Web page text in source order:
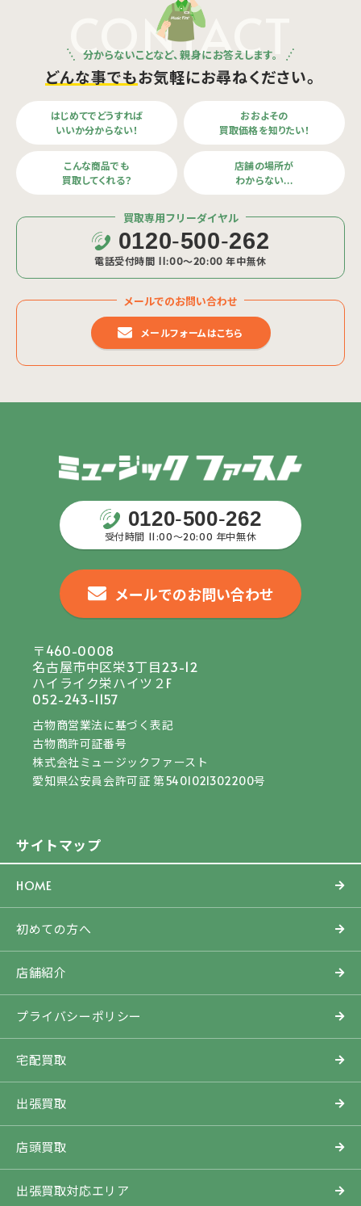
CONTACT
分からないことなど、親身にお答えします。
どんな事でもお気軽にお尋ねください。
はじめてでどうすれば
いいか分からない！
おおよその
買取価格を知りたい！
こんな商品でも
買取してくれる？
店舗の場所が
わからない…
買取専用フリーダイヤル
0120-500-262
電話受付時間 11:00〜20:00 年中無休
メールでのお問い合わせ
メールフォームはこちら
サイトマップ
HOME
初めての方へ
店舗紹介
プライバシーポリシー
宅配買取
出張買取
店頭買取
出張買取対応エリア
0120-500-262
受付時間 11:00〜20:00 年中無休
メールでのお問い合わせ
〒460-0008
名古屋市中区栄3丁目23-12
ハイライク栄ハイツ２F
052-243-1157
古物商営業法に基づく表記
古物商許可証番号
株式会社ミュージックファースト
愛知県公安員会許可証 第5401021302200号